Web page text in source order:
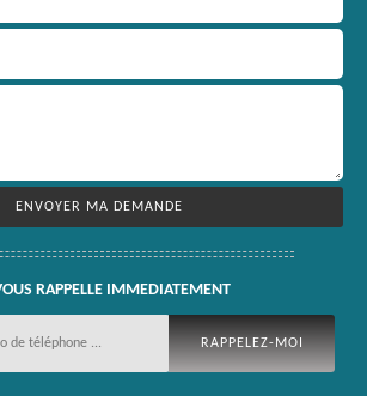
RAPPELLE IMMEDIATEMENT